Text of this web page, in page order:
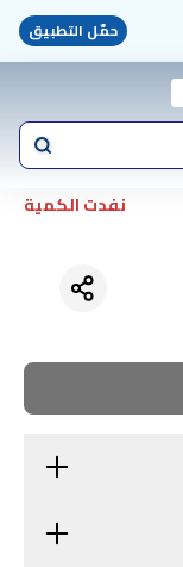
حمّل التطبيق
نفدت الكمية